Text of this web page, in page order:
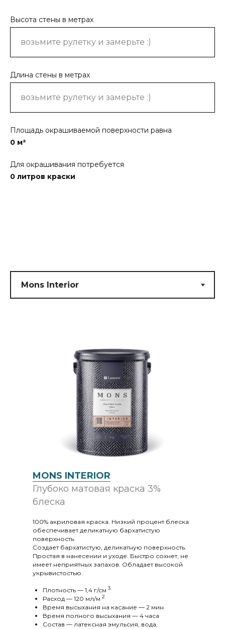
Высота стены в метрах
Длина стены в метрах
Площадь окрашиваемой поверхности равна
0 м²
Для окрашивания потребуется
0 литров краски
MONS INTERIOR
Глубоко матовая краска 3%
блеска
100% акриловая краска. Низкий процент блеска
обеспечивает деликатную бархатистую
поверхность.
Создает бархатистую, деликатную поверхность.
Простая в нанесении и уходе. Быстро сохнет, не
имеет неприятных запахов. Обладает высокой
укрывистостью.
Плотность — 1,4 г/cм 3
Расход — 120 мл/м 2
Время высыхания на касание — 2 мин
Время полного высыхания — 4 часа
Состав — латексная эмульсия, вода,